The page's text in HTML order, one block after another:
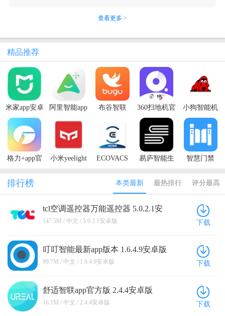
查看更多 >
精品推荐
米家app安卓
版2026
阿里智能app
布谷智联
360扫地机官
方版
小狗智能机
器人app安卓
版
格力+app官
小米yeelight
ECOVACS
斯空气净化
器app官方
易庐智能生
智慧门禁
能门禁）
排行榜 本类最新 最热排行 评分最高
tcl空调遥控器万能遥控器 5.0.2.1安
卓版
147.5M / 中文 / 5.0.2.1安卓版 下载
叮叮智能最新app版本 1.6.4.9安卓版
99.7M / 中文 / 1.6.4.9安卓版 下载
舒适智联app官方版 2.4.4安卓版
16.1M / 中文 / 2.4.4安卓版 下载